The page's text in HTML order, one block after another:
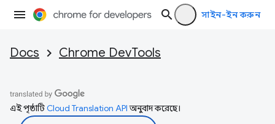
সাইন-ইন করুন
Docs Chrome DevTools
এই পৃষ্ঠাটিCloud Translation APIঅনুবাদ করেছে।